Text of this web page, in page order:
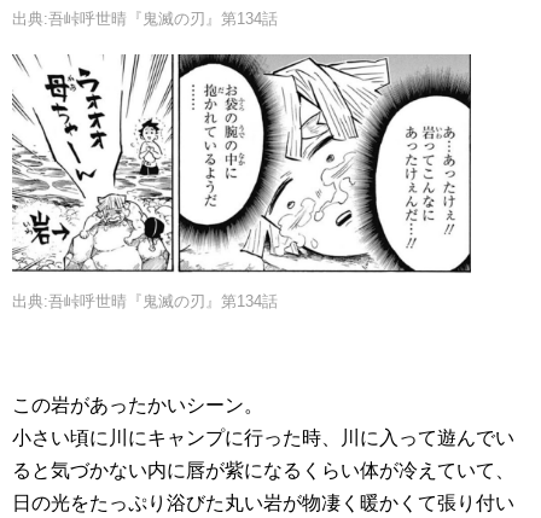
出典:吾峠呼世晴『鬼滅の刃』第134話
出典:吾峠呼世晴『鬼滅の刃』第134話
この岩があったかいシーン。
小さい頃に川にキャンプに行った時、川に入って遊んでい
ると気づかない内に唇が紫になるくらい体が冷えていて、
日の光をたっぷり浴びた丸い岩が物凄く暖かくて張り付い